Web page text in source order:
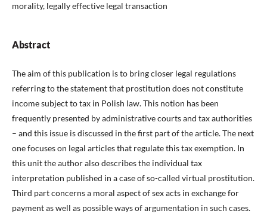
morality, legally effective legal transaction
Abstract
The aim of this publication is to bring closer legal regulations
referring to the statement that prostitution does not constitute
income subject to tax in Polish law. This notion has been
frequently presented by administrative courts and tax authorities
– and this issue is discussed in the first part of the article. The next
one focuses on legal articles that regulate this tax exemption. In
this unit the author also describes the individual tax
interpretation published in a case of so-called virtual prostitution.
Third part concerns a moral aspect of sex acts in exchange for
payment as well as possible ways of argumentation in such cases.